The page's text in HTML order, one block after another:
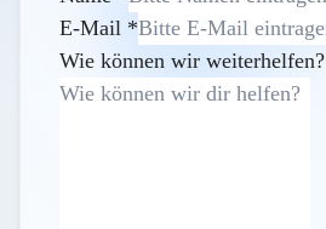
E-Mail *
Wie können wir weiterhelfen?